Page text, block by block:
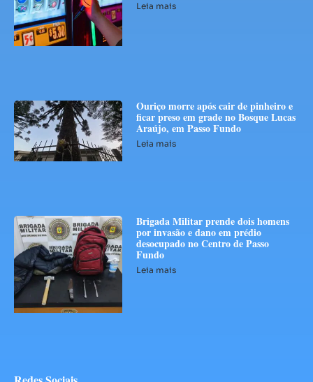
Leia mais
Ouriço morre após cair de pinheiro e
ficar preso em grade no Bosque Lucas
Araújo, em Passo Fundo
Leia mais
Brigada Militar prende dois homens
por invasão e dano em prédio
desocupado no Centro de Passo
Fundo
Leia mais